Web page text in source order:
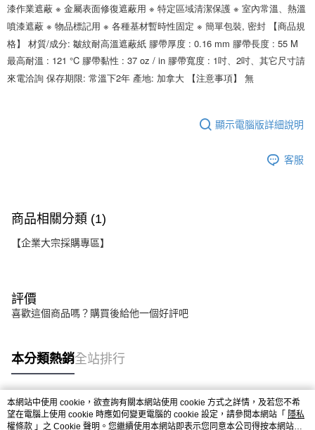
漆作業遮蔽 ※ 金屬表面修復遮蔽用 ※ 特定區域清潔保護 ※ 室內常溫、熱溫
噴漆遮蔽 ※ 物品標記用 ※ 各種基材暫時性固定 ※ 簡單包裝, 密封 【商品規
格】 材質/成分: 皺紋耐高溫遮蔽紙 膠帶厚度 : 0.16 mm 膠帶長度 : 55 M
最高耐溫 : 121 °C 膠帶黏性 : 37 oz / in 膠帶寬度 : 1吋、2吋、其它尺寸請
來電洽詢 保存期限: 常溫下2年 產地: 加拿大 【注意事項】 無
顯示電腦版詳細說明
客服
商品相關分類 (1)
【企業大宗採購專區】
評價
喜歡這個商品嗎？購買後給他一個好評吧
本分類熱銷全站排行
熱門標籤
本網站中使用 cookie，欲查詢有關本網站使用 cookie 方式之詳情，及若您不希
望在電腦上使用 cookie 時應如何變更電腦的 cookie 設定，請參閱本網站「 隱私
權條款 」之 Cookie 聲明。您繼續使用本網站即表示您同意本公司得按本網站使